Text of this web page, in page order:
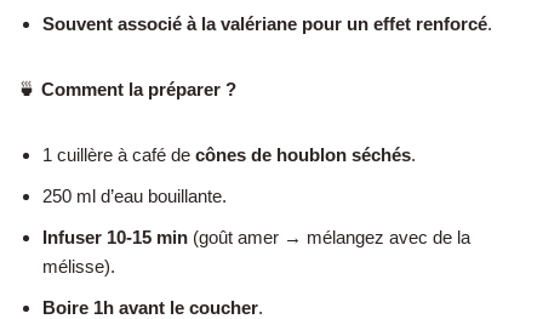
Souvent associé à la valériane pour un effet renforcé.
🍵 Comment la préparer ?
1 cuillère à café de cônes de houblon séchés.
250 ml d’eau bouillante.
Infuser 10-15 min (goût amer → mélangez avec de la
mélisse).
Boire 1h avant le coucher.